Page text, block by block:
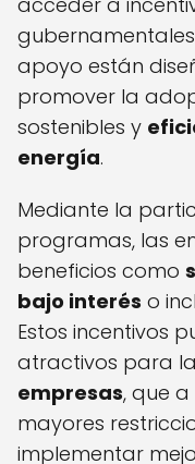
apoyo están
promover la
sostenibles y
energía.
Mediante la
programas, las
beneficios como
bajo interés o
Estos incentivos
atractivos para
empresas, que
mayores
implementar